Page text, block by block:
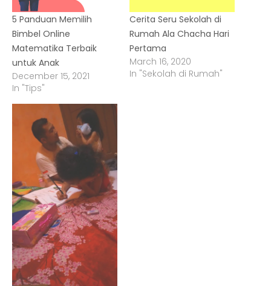
5 Panduan Memilih
Bimbel Online
Matematika Terbaik
untuk Anak
December 15, 2021
In "Tips"
Cerita Seru Sekolah di
Rumah Ala Chacha Hari
Pertama
March 16, 2020
In "Sekolah di Rumah"